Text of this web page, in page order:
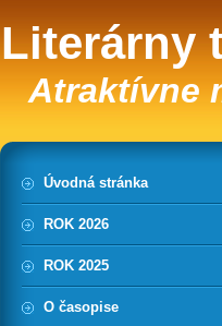
Literárny
Atraktívne
Úvodná stránka
ROK 2026
ROK 2025
O časopise